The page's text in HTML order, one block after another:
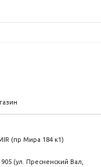
(пр Мира 184 к1)
(ул. Пресненский Вал,